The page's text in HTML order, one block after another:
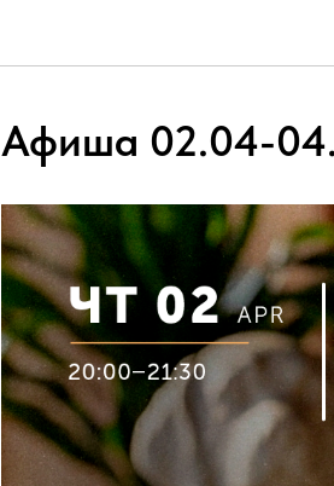
Афиша 02.04-